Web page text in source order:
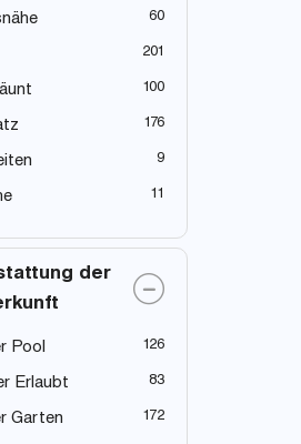
60
201
100
176
9
11
der
Pool 126
Erlaubt 83
Garten 172